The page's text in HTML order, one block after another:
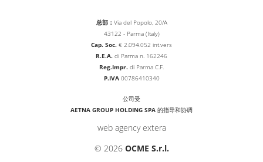
总部： Via del Popolo, 20/A
43122 - Parma (Italy)
Cap. Soc. € 2.094.052 int.vers
R.E.A. di Parma n. 162246
Reg.Impr. di Parma C.F.
P.IVA00786410340
公司受
AETNA GROUP HOLDING SPA 的指导和协调
web agency extera
© 2026 OCME S.r.l.